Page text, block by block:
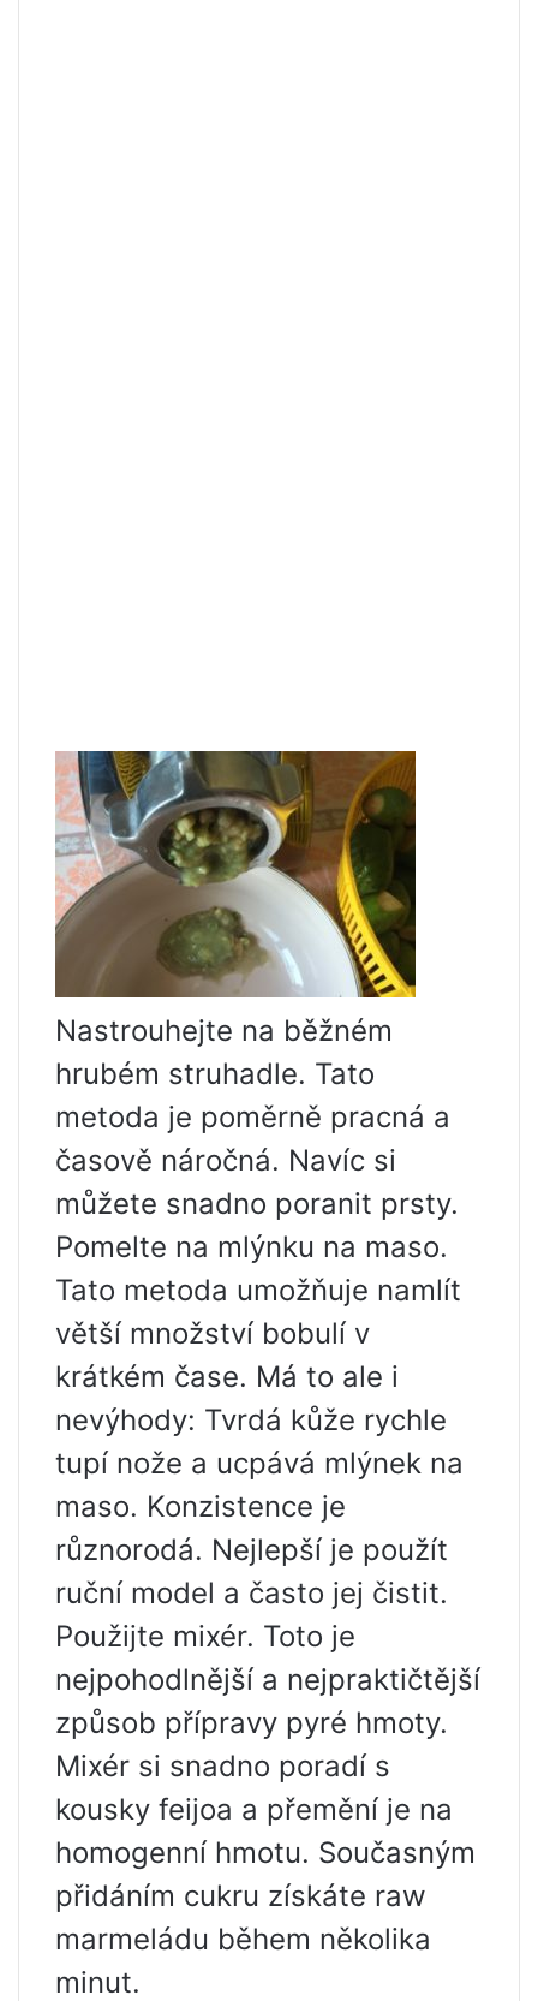
Nastrouhejte na běžném
hrubém struhadle. Tato
metoda je poměrně pracná a
časově náročná. Navíc si
můžete snadno poranit prsty.
Pomelte na mlýnku na maso.
Tato metoda umožňuje namlít
větší množství bobulí v
krátkém čase. Má to ale i
nevýhody: Tvrdá kůže rychle
tupí nože a ucpává mlýnek na
maso. Konzistence je
různorodá. Nejlepší je použít
ruční model a často jej čistit.
Použijte mixér. Toto je
nejpohodlnější a nejpraktičtější
způsob přípravy pyré hmoty.
Mixér si snadno poradí s
kousky feijoa a přemění je na
homogenní hmotu. Současným
přidáním cukru získáte raw
marmeládu během několika
minut.